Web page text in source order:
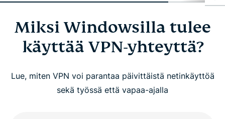
Miksi Windowsilla tulee käyttää VPN-yhteyttä?
Ota ExpressVPN käyttöön Windowsilla 3 vaiheessa
Video-opas: Asenna ExpressVPN Windowsille
Miksi Windowsilla tulee
käyttää VPN-yhteyttä?
Lue, miten VPN voi parantaa päivittäistä netinkäyttöä
sekä työssä että vapaa-ajalla